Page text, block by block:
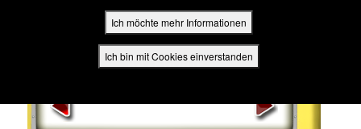
Ich möchte mehr Informationen
Ich bin mit Cookies einverstanden
KATEGORIE